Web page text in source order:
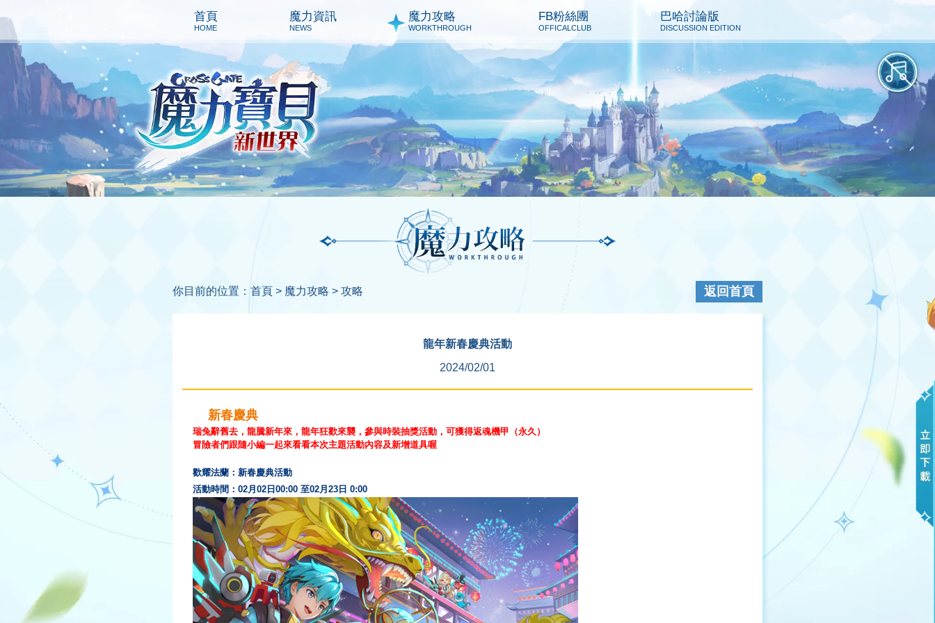
首頁
HOME
魔力資訊
NEWS
魔力攻略
WORKTHROUGH
FB粉絲團
OFFICALCLUB
巴哈討論版
DISCUSSION EDITION
你目前的位置：首頁 > 魔力攻略 > 攻略 返回首頁
龍年新春慶典活動
2024/02/01
新春慶典
瑞兔辭舊去，龍騰新年來， 龍年狂歡來襲，參與時裝抽獎活動，可獲得返魂機甲（永久）
冒險者們跟隨小編一起來看看本次主題活動內容及新增道具喔
歡耀法蘭：新春慶典活動
活動時間： 02月 02日 00:00 至02月 23日 0:00